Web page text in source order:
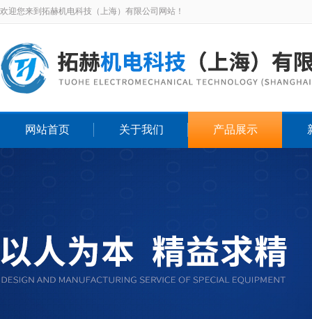
欢迎您来到拓赫机电科技（上海）有限公司网站！
网站首页 关于我们 产品展示